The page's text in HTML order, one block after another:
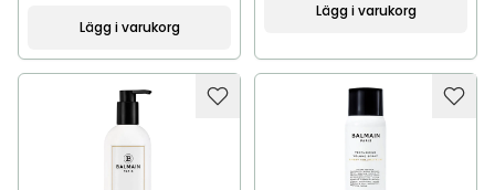
Lägg i varukorg
Lägg i varukorg